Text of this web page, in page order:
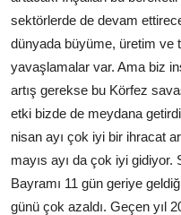
sektörlerde de devam
dünyada büyüme, üretim ve
yavaşlamalar var. Ama biz
artış gerekse bu Körfez
etki bizde de meydana
nisan ayı çok iyi bir ihracat
mayıs ayı da çok iyi gidiyor.
Bayramı 11 gün geriye
günü çok azaldı. Geçen yıl